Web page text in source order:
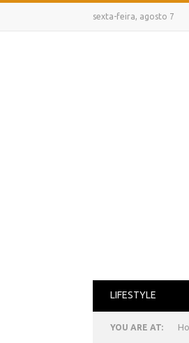
sexta-feira, agosto 7
LIFESTYLE
YOU ARE AT: